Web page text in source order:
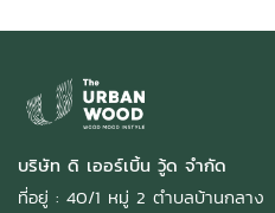
บริษัท ดิ เออร์เบิ้น วู้ด จำกัด
ที่อยู่ : 40/1 หมู่ 2 ตำบลบ้านกลาง